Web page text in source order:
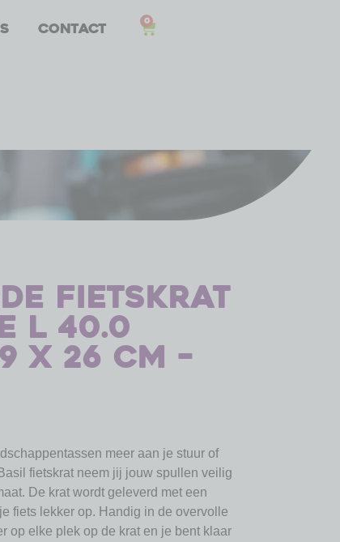
Contact 0
fietskrat
L 40.0
x 26 cm –
meer aan je stuur of
fietskrat neem jij jouw spullen veilig
De krat wordt geleverd met een
fiets lekker op. Handig in de overvolle
op elke plek op de krat en je bent klaar